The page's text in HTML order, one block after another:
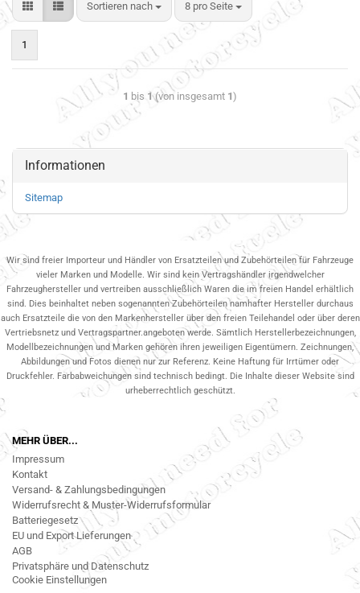
Sortieren nach 8 pro Seite
1
1 bis 1(von insgesamt 1)
Informationen
Sitemap
Wir sind freier Importeur und Händler von Ersatzteilen und Zubehörteilen für Fahrzeuge
vieler Marken und Modelle. Wir sind kein Vertragshändler irgendwelcher
Fahrzeughersteller und vertreiben ausschließlich Waren die im freien Handel erhältlich
sind. Dies beinhaltet neben sogenannten Zubehörteilen namhafter Hersteller durchaus
auch Ersatzteile die von den Markenhersteller über den freien Teilehandel oder über deren
Vertriebsnetz und Vertragspartner.angeboten werde. Sämtlich Herstellerbezeichnungen,
Modellbezeichnungen und Marken gehören ihren jeweiligen Eigentümern. Zeichnungen,
Abbildungen und Fotos dienen nur zur Referenz. Keine Haftung für Irrtümer oder
Druckfehler. Farbabweichungen sind technisch bedingt. Die Inhalte dieser Website sind
urheberrechtlich geschützt.
MEHR ÜBER...
Impressum
Kontakt
Versand- & Zahlungsbedingungen
Widerrufsrecht & Muster-Widerrufsformular
Batteriegesetz
EU und Export Lieferungen
AGB
Privatsphäre und Datenschutz
Cookie Einstellungen